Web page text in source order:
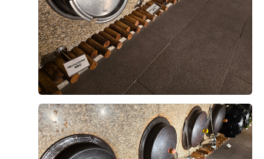
희는 스드메를 이미 다른 곳에서 계약한 상태였지만, 상
담 때 들은 금액도 나쁘지 않아서 여기서 했어도 괜찮았
겠다 싶었어요. 웨딩링 업체도 소개해주셨고, 원하는 날
짜·시간에 예약 가능했던 것도 결정에 한몫했어요.
위치도 계약 이유 중 하나예요. 영등포라 지방에서 오시
는 하객뿐 아니라 서울 사시는 분들도 찾아오기 편하고,
영등포시장역에서 도보로 이동 가능하거든요. 내부주차
장 만차시엔 외부 영남주차장으로 셔틀 운행해주신다고
해서 주차 걱정도 덜었어요.
+8
후기가 도움이 되었나요? 0
강태권, 서지윤 2026-08-02 3명 읽음